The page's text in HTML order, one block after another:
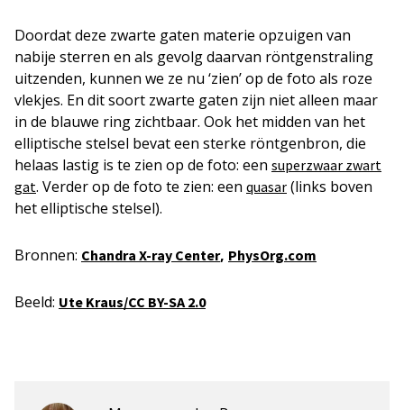
Doordat deze zwarte gaten materie opzuigen van
nabije sterren en als gevolg daarvan röntgenstraling
uitzenden, kunnen we ze nu ‘zien’ op de foto als roze
vlekjes. En dit soort zwarte gaten zijn niet alleen maar
in de blauwe ring zichtbaar. Ook het midden van het
elliptische stelsel bevat een sterke röntgenbron, die
helaas lastig is te zien op de foto: een superzwaar zwart
gat. Verder op de foto te zien: een quasar (links boven
het elliptische stelsel).
Bronnen: Chandra X-ray Center, PhysOrg.com
Beeld: Ute Kraus/CC BY-SA 2.0